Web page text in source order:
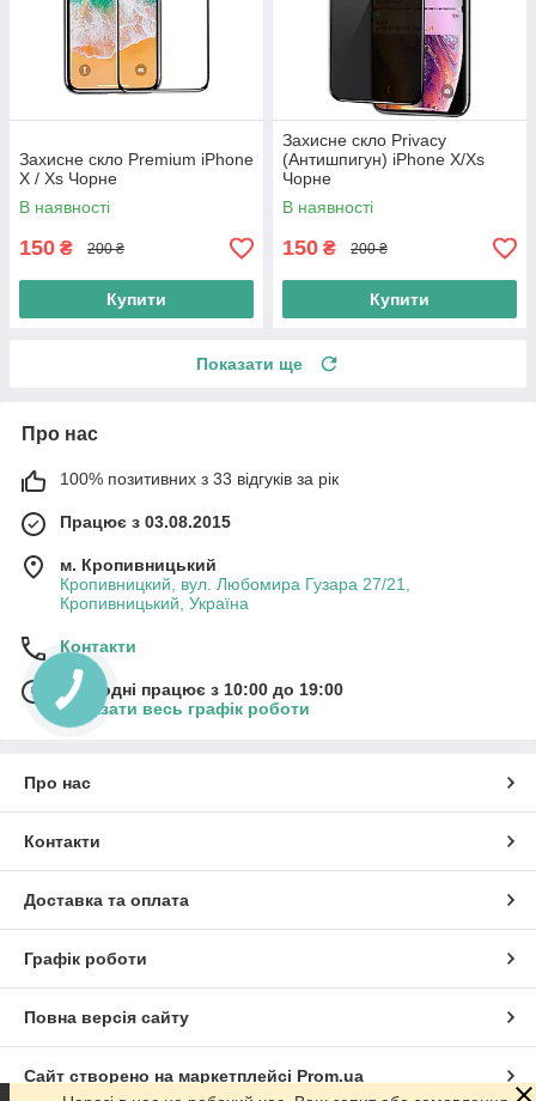
Захисне скло Premium iPhone
X / Xs Чорне
В наявності
150 ₴ 200 ₴
Купити
Захисне скло Privacy
(Антишпигун) iPhone X/Xs
Чорне
В наявності
150 ₴ 200 ₴
Купити
Показати ще
Про нас
100% позитивних з 33 відгуків за рік
Працює з 03.08.2015
м. Кропивницький
Кропивницкий, вул. Любомира Гузара 27/21,
Кропивницький, Україна
Контакти
Сьогодні працює з 10:00 до 19:00
Показати весь графік роботи
Про нас
Контакти
Доставка та оплата
Графік роботи
Повна версія сайту
Сайт створено на маркетплейсі Prom.ua